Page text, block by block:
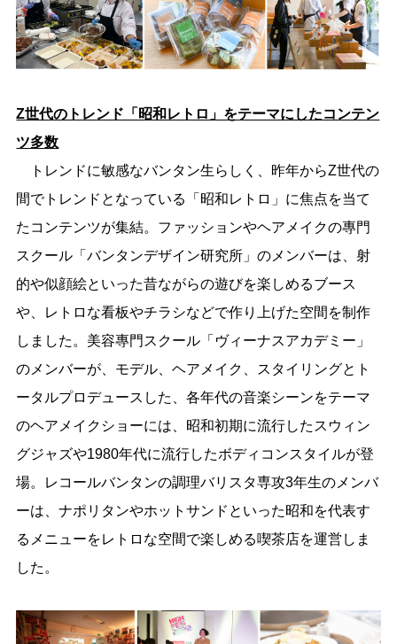
Z世代のトレンド「昭和レトロ」をテーマにしたコンテン
ツ多数
トレンドに敏感なバンタン生らしく、昨年からZ世代の
間でトレンドとなっている「昭和レトロ」に焦点を当て
たコンテンツが集結。ファッションやヘアメイクの專門
スクール「バンタンデザイン研究所」のメンバーは、射
的や似顔絵といった昔ながらの遊びを楽しめるブース
や、レトロな看板やチラシなどで作り上げた空間を制作
しました。美容專門スクール「ヴィーナスアカデミー」
のメンバーが、モデル、ヘアメイク、スタイリングとト
ータルプロデュースした、各年代の音楽シーンをテーマ
のヘアメイクショーには、昭和初期に流行したスウィン
グジャズや1980年代に流行したボディコンスタイルが登
場。レコールバンタンの調理バリスタ専攻3年生のメンバ
ーは、ナポリタンやホットサンドといった昭和を代表す
るメニューをレトロな空間で楽しめる喫茶店を運営しま
した。